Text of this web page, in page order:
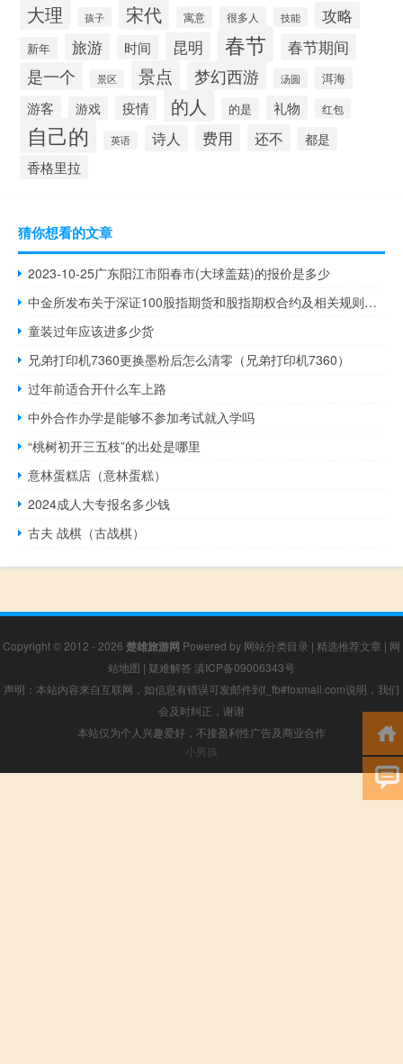
大理 孩子 宋代 寓意 很多人 技能 攻略
新年 旅游 时间 昆明 春节 春节期间
是一个 景区 景点 梦幻西游 汤圆 洱海
游客 游戏 疫情 的人 的是 礼物 红包
自己的 英语 诗人 费用 还不 都是
香格里拉
猜你想看的文章
2023-10-25广东阳江市阳春市(大球盖菇)的报价是多少
中金所发布关于深证100股指期货和股指期权合约及相关规则向社会征求意见的通知
童装过年应该进多少货
兄弟打印机7360更换墨粉后怎么清零（兄弟打印机7360）
过年前适合开什么车上路
中外合作办学是能够不参加考试就入学吗
“桃树初开三五枝”的出处是哪里
意林蛋糕店（意林蛋糕）
2024成人大专报名多少钱
古夫 战棋（古战棋）
Copyright © 2012 - 2026 楚雄旅游网 Powered by 网站分类目录 | 精选推荐文章 | 网
站地图 | 疑难解答 滇ICP备09006343号
声明：本站内容来自互联网，如信息有错误可发邮件到f_fb#foxmail.com说明，我们
会及时纠正，谢谢
本站仅为个人兴趣爱好，不接盈利性广告及商业合作
小男孩